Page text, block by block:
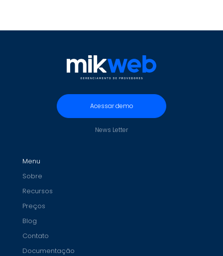
Acessar demo
News Letter
Menu
Sobre
Recursos
Preços
Blog
Contato
Documentação